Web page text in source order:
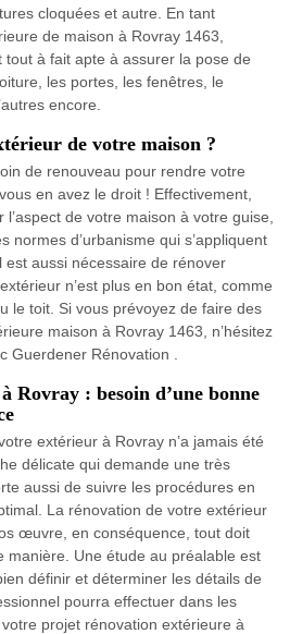
cloquées et autre. En tant
de maison à Rovray 1463,
à fait apte à assurer la pose de
les portes, les fenêtres, le
encore.
de votre maison ?
de renouveau pour rendre votre
en avez le droit ! Effectivement,
de votre maison à votre guise,
normes d’urbanisme qui s’appliquent
aussi nécessaire de rénover
n’est plus en bon état, comme
le toit. Si vous prévoyez de faire des
maison à Rovray 1463, n’hésitez
Guerdener Rénovation .
Rovray : besoin d’une bonne
extérieur à Rovray n’a jamais été
délicate qui demande une très
aussi de suivre les procédures en
La rénovation de votre extérieur
œuvre, en conséquence, tout doit
manière. Une étude au préalable est
définir et déterminer les détails de
pourra effectuer dans les
projet rénovation extérieure à